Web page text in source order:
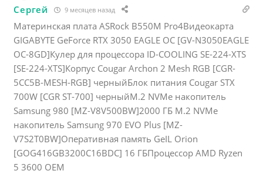
Сергей 9 месяцев назад
Материнская плата ASRock B550M Pro4Видеокарта
GIGABYTE GeForce RTX 3050 EAGLE OC [GV-N3050EAGLE
OC-8GD]Кулер для процессора ID-COOLING SE-224-XTS
[SE-224-XTS]Корпус Cougar Archon 2 Mesh RGB [CGR-
5CC5B-MESH-RGB] черныйБлок питания Cougar STX
700W [CGR ST-700] черныйM.2 NVMe накопитель
Samsung 980 [MZ-V8V500BW]2000 ГБ M.2 NVMe
накопитель Samsung 970 EVO Plus [MZ-
V7S2T0BW]Оперативная память GeIL Orion
[GOG416GB3200C16BDC] 16 ГБПроцессор AMD Ryzen
5 3600 OEM